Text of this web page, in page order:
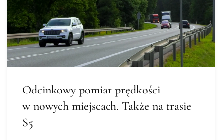
Odcinkowy pomiar prędkości
w nowych miejscach. Także na trasie
S5